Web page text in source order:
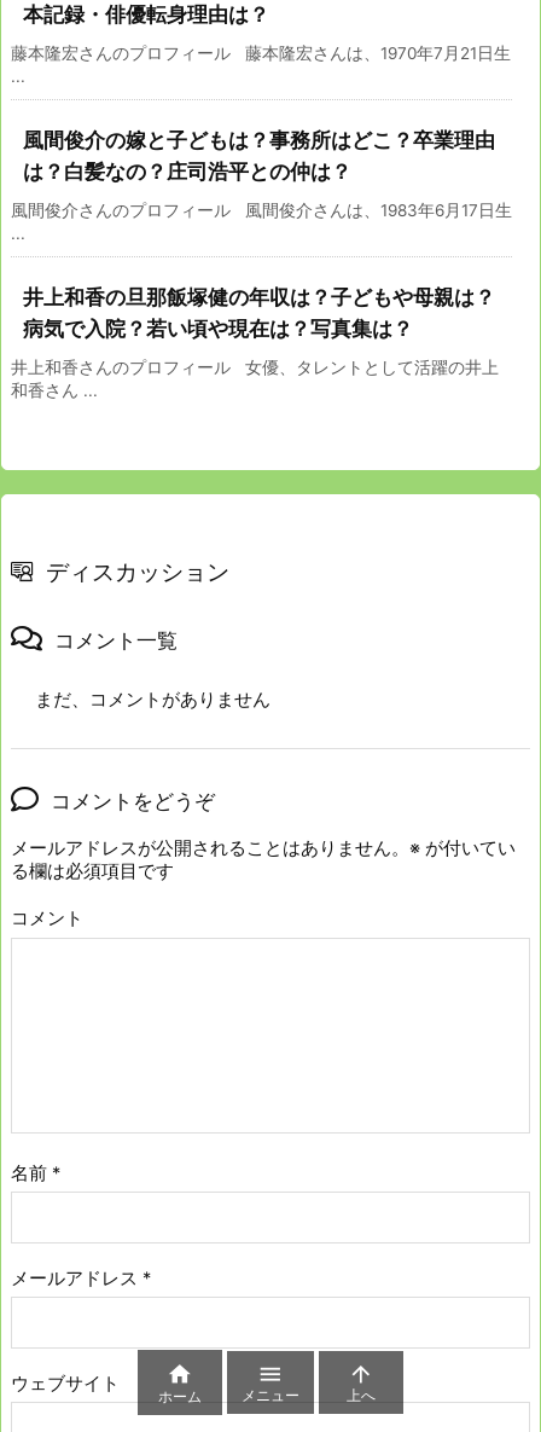
本記録・俳優転身理由は？
藤本隆宏さんのプロフィール 藤本隆宏さんは、1970年7月21日生
...
風間俊介の嫁と子どもは？事務所はどこ？卒業理由
は？白髪なの？庄司浩平との仲は？
風間俊介さんのプロフィール 風間俊介さんは、1983年6月17日生
...
井上和香の旦那飯塚健の年収は？子どもや母親は？
病気で入院？若い頃や現在は？写真集は？
井上和香さんのプロフィール 女優、タレントとして活躍の井上
和香さん ...
ディスカッション
コメント一覧
まだ、コメントがありません
コメントをどうぞ
メールアドレスが公開されることはありません。 ※ が付いてい
る欄は必須項目です
コメント
名前 *
メールアドレス *
ウェブサイト 
ホーム

メニュー

上へ